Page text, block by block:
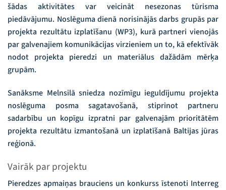
šādas aktivitātes var veicināt nesezonas tūrisma
piedāvājumu. Noslēguma dienā norisinājās darbs grupās par
projekta rezultātu izplatīšanu (WP3), kurā partneri vienojās
par galvenajiem komunikācijas virzieniem un to, kā efektīvāk
nodot projekta pieredzi un materiālus dažādām mērķa
grupām.
Sanāksme Melnsilā sniedza nozīmīgu ieguldījumu projekta
noslēguma posma sagatavošanā, stiprinot partneru
sadarbību un kopīgu izpratni par galvenajām prioritātēm
projekta rezultātu izmantošanā un izplatīšanā Baltijas jūras
reģionā.
Vairāk par projektu
Pieredzes apmaiņas brauciens un konkurss īstenoti Interreg